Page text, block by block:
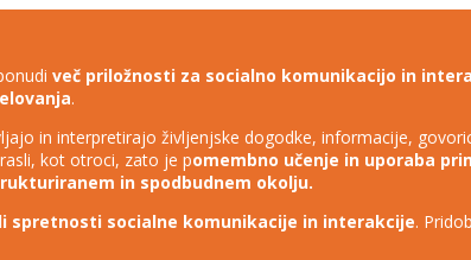
več priložnosti za socialno komunikacijo in
.
in interpretirajo življenjske dogodke, informacije,
kot otroci, zato je pomembno učenje in uporaba
in spodbudnem okolju.
spretnosti socialne komunikacije in interakcije.